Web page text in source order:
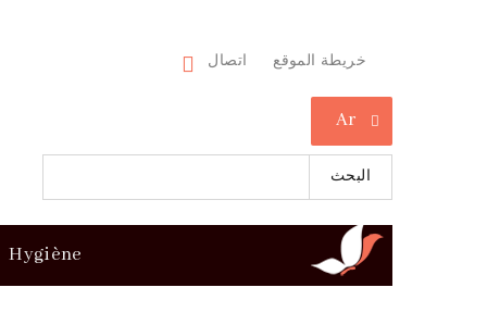
Ar
اتصال خريطة الموقع
البحث
Hygiène